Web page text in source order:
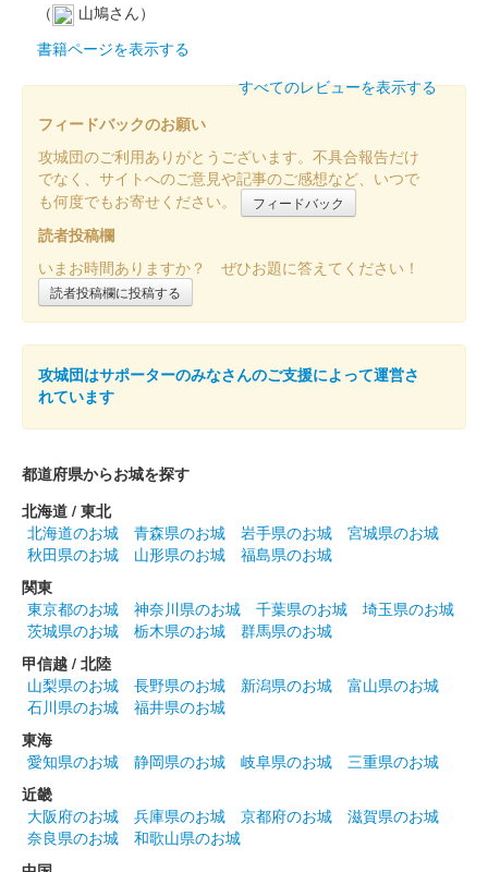
（
山鳩さん）
書籍ページを表示する
すべてのレビューを表示する
フィードバックのお願い
攻城団のご利用ありがとうございます。不具合報告だけ
でなく、サイトへのご意見や記事のご感想など、いつで
も何度でもお寄せください。
フィードバック
読者投稿欄
いまお時間ありますか？ ぜひお題に答えてください！
読者投稿欄に投稿する
攻城団はサポーターのみなさんのご支援によって運営さ
れています
都道府県からお城を探す
北海道 / 東北
北海道のお城
青森県のお城 岩手県のお城
宮城県のお城
秋田県のお城
山形県のお城
福島県のお城
関東
東京都のお城
神奈川県のお城 千葉県のお城
埼玉県のお城
茨城県のお城
栃木県のお城
群馬県のお城
甲信越 / 北陸
山梨県のお城
長野県のお城 新潟県のお城
富山県のお城
石川県のお城
福井県のお城
東海
愛知県のお城
静岡県のお城 岐阜県のお城
三重県のお城
近畿
大阪府のお城
兵庫県のお城 京都府のお城
滋賀県のお城
奈良県のお城
和歌山県のお城